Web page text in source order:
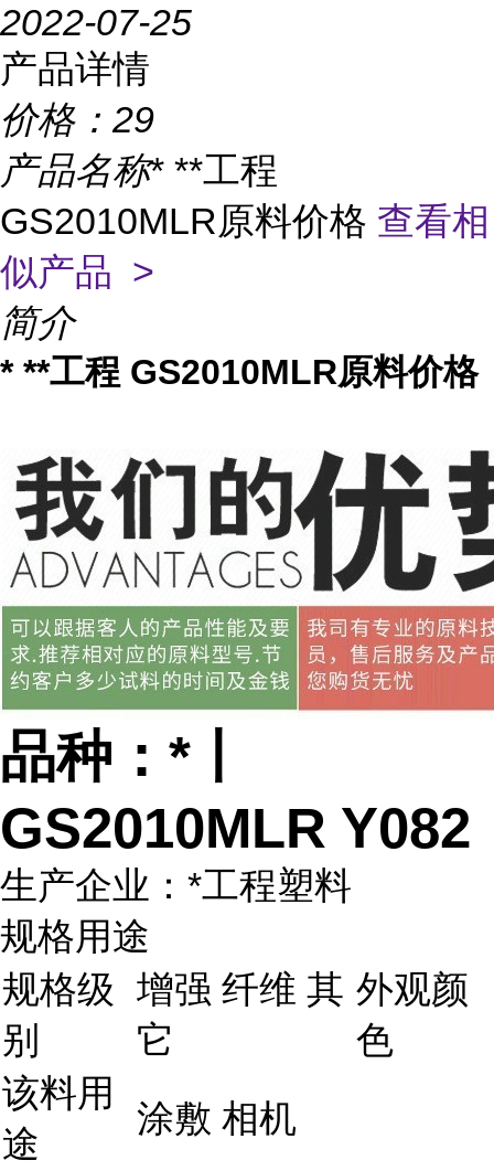
2022-07-25
产品详情
价格： 29
产品名称* **工程
GS2010MLR原料价格 查看相
似产品 >
简介
* **工程 GS2010MLR原料价格
品种：*丨
GS2010MLR Y082
生产企业：*工程塑料
规格用途
规格级
别
增强 纤维 其
它
外观颜
色
该料用
途
涂敷 相机